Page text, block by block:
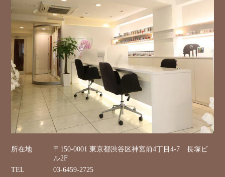
所在地
〒150-0001 東京都渋谷区神宮前4丁目4-7 長塚ビ
ル2F
TEL
03-6459-2725